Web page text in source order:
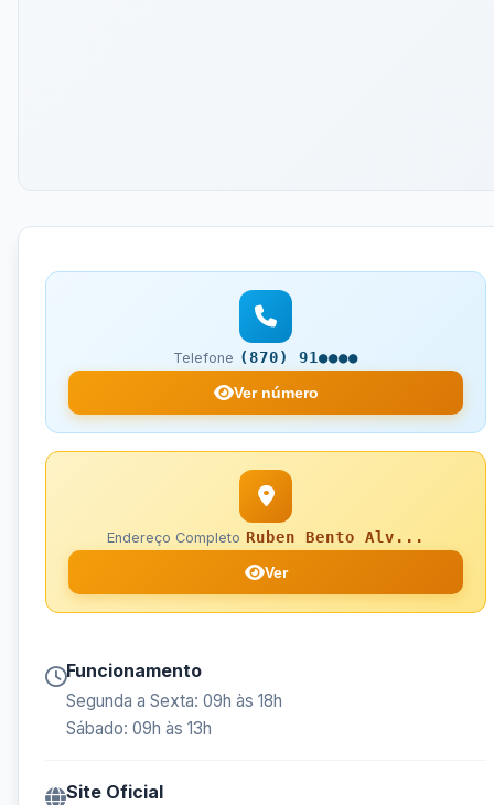
Telefone (870) 91●●●●
Ver número
Endereço Completo Ruben Bento Alv...
Ver
Funcionamento
Segunda a Sexta: 09h às 18h
Sábado: 09h às 13h
Site Oficial